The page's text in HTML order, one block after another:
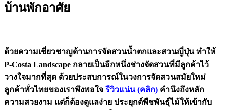
บ้านพักอาศัย
ด้วยความเชี่ยวชาญด้านการจัดสวนน้ำตกและสวนญี่ปุ่น ทำให้
P-Costa Landscape กลายเป็นอีกหนึ่งช่างจัดสวนที่มีลูกค้าไว้
วางใจมากที่สุด ด้วยประสบการณ์ในวงการจัดสวนสมัยใหม่
ลูกค้าทั่วไทยของเราพึงพอใจ รีวิวแน่น (คลิก) คำนึงถึงหลัก
ความสวยงาม แต่ก็ต้องดูแลง่าย ประยุกต์พืชพันธุ์ไม้ให้เข้ากับ